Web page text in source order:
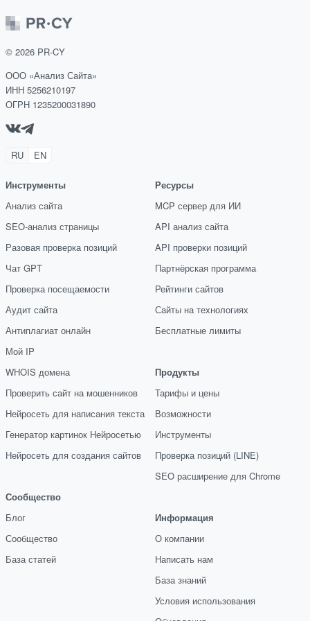
© 2026 PR-CY
ООО «Анализ Сайта»
ИНН 5256210197
ОГРН 1235200031890
RU EN
Инструменты
Анализ сайта
SEO-анализ страницы
Разовая проверка позиций
Чат GPT
Проверка посещаемости
Аудит сайта
Антиплагиат онлайн
Мой IP
WHOIS домена
Проверить сайт на мошенников
Нейросеть для написания текста
Генератор картинок Нейросетью
Нейросеть для создания сайтов
Сообщество
Блог
Сообщество
База статей
Ресурсы
MCP сервер для ИИ
API анализ сайта
API проверки позиций
Партнёрская программа
Рейтинги сайтов
Сайты на технологиях
Бесплатные лимиты
Продукты
Тарифы и цены
Возможности
Инструменты
Проверка позиций (LINE)
SEO расширение для Chrome
Информация
О компании
Написать нам
База знаний
Условия использования